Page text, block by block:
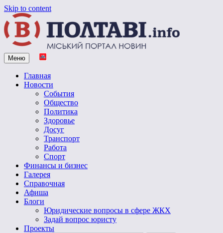
Skip to content
Vpoltave.info
Полтавский портал новостей
Меню
Главная
Новости
События
Общество
Политика
Здоровье
Досуг
Транспорт
Работа
Спорт
Финансы и бизнес
Галерея
Справочная
Афиша
Блоги
Юридические вопросы в сфере ЖКХ
Задай вопрос юристу
Проекты